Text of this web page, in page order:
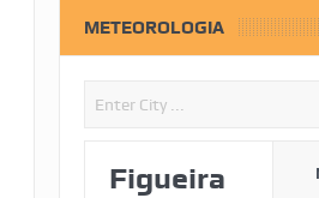
METEOROLOGIA
Figueira